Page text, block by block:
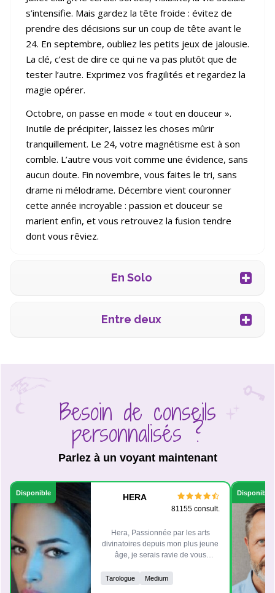
s’intensifie. Mais gardez la tête froide : évitez de
prendre des décisions sur un coup de tête avant le
24. En septembre, oubliez les petits jeux de jalousie.
La clé, c’est de dire ce qui ne va pas plutôt que de
tester l’autre. Exprimez vos fragilités et regardez la
magie opérer.
Octobre, on passe en mode « tout en douceur ».
Inutile de précipiter, laissez les choses mûrir
tranquillement. Le 24, votre magnétisme est à son
comble. L’autre vous voit comme une évidence, sans
aucun doute. Fin novembre, vous faites le tri, sans
drame ni mélodrame. Décembre vient couronner
cette année incroyable : passion et douceur se
marient enfin, et vous retrouvez la fusion tendre
dont vous rêviez.
En Solo
Entre deux
Besoin de conseils
personnalisés ?
Parlez à un voyant maintenant
Disponible HERA
81155 consult.
Hera, Passionnée par les arts
divinatoires depuis mon plus jeune
âge, je serais ravie de vous
dans tous les domaines de votre
vie, ainsi qu'en coaching
Tarologue Medium
Disponible